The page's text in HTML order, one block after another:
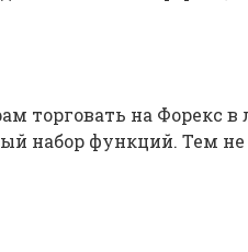
торговать на Форекс в
набор функций. Тем не